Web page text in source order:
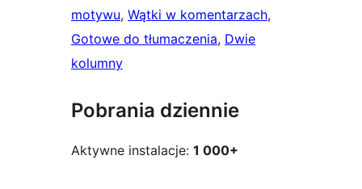
motywu, Wątki w komentarzach
Gotowe do tłumaczenia, Dwie
kolumny
Pobrania dziennie
Aktywne instalacje: 1 000+